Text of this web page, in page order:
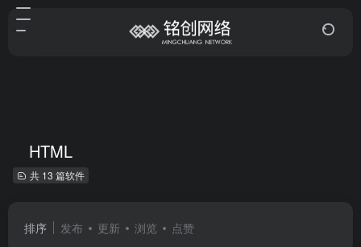
HTML
共 13 篇软件
排序 发布 更新 浏览 点赞